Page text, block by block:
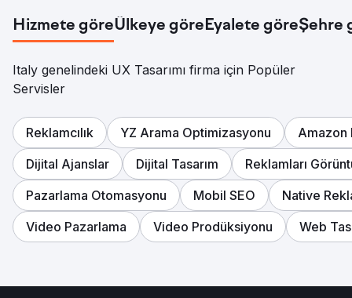
Hizmete göreÜlkeye göreEyalete göreŞehre
Italy genelindeki UX Tasarımı firma için Popüler
Servisler
Reklamcılık YZ Arama Optimizasyonu
Amazon
Dijital Ajanslar
Dijital Tasarım
Reklamları
Pazarlama Otomasyonu
Mobil SEO
Native
Video Pazarlama
Video Prodüksiyonu Web